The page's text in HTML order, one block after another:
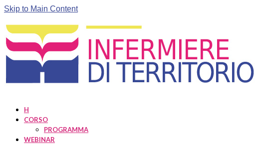
Skip to Main Content
H
CORSO
PROGRAMMA
WEBINAR